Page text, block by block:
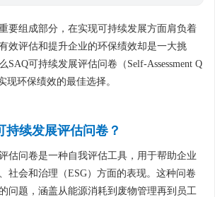
要组成部分，在实现可持续发展方面肩负着
效评估和提升企业的环保绩效却是一大挑
SAQ可持续发展评估问卷（Self-Assessment Q
现环保绩效的最佳选择。
持续发展评估问卷？
估问卷是一种自我评估工具，用于帮助企业
社会和治理（ESG）方面的表现。这种问卷
问题，涵盖从能源消耗到废物管理再到员工